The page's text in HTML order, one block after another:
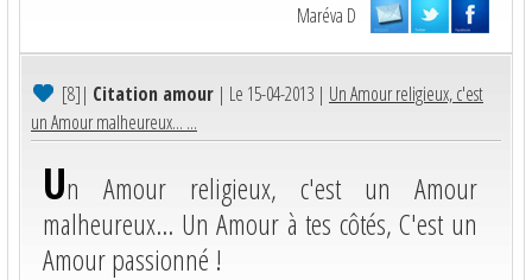
Maréva D
[8]| Citation amour | Le 15-04-2013 | Un Amour religieux, c'est
un Amour malheureux... ...
Un Amour religieux, c'est un Amour
malheureux... Un Amour à tes côtés, C'est un
Amour passionné !